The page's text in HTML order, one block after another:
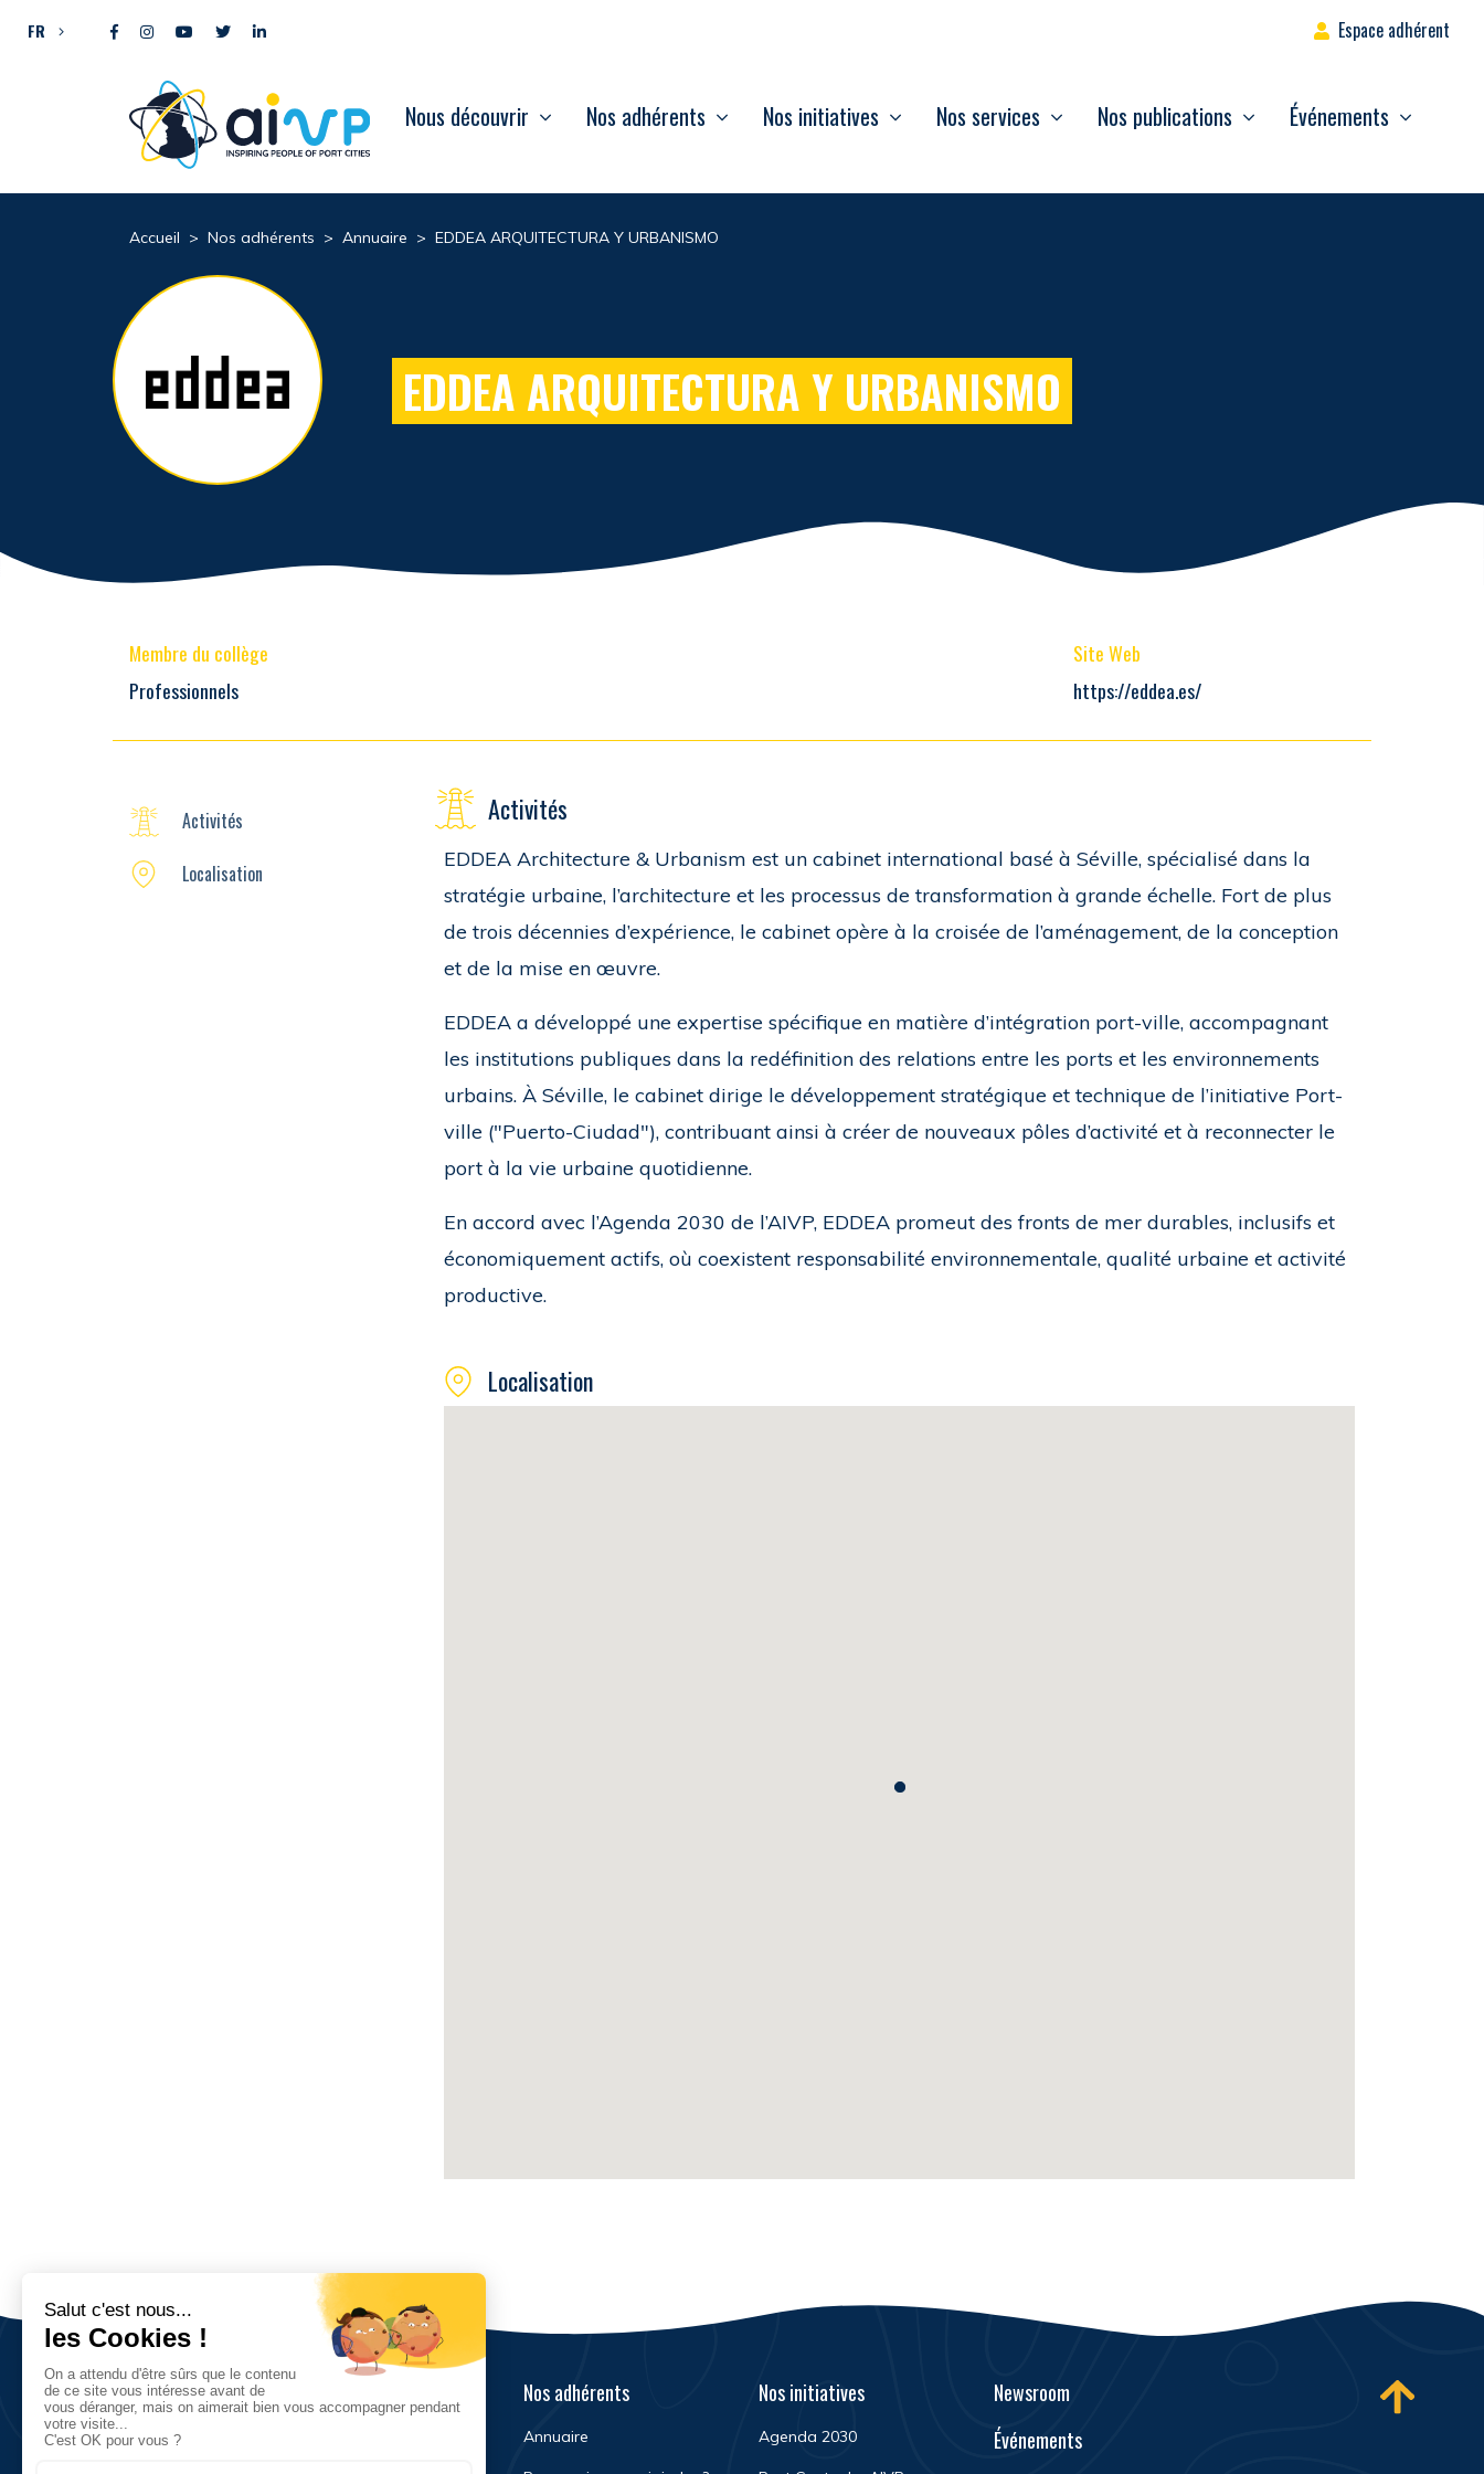
FR Espace adhérent
Nous découvrir Nos adhérents Nos initiatives Nos services Nos publications Événements
Accueil > Nos adhérents > Annuaire > EDDEA ARQUITECTURA Y URBANISMO
EDDEA ARQUITECTURA Y URBANISMO
Membre du collège
Professionnels
Site Web
https://eddea.es/
Activités
EDDEA Architecture & Urbanism est un cabinet international basé à Séville, spécialisé dans la
stratégie urbaine, l’architecture et les processus de transformation à grande échelle. Fort de plus
de trois décennies d’expérience, le cabinet opère à la croisée de l’aménagement, de la conception
et de la mise en œuvre.
EDDEA a développé une expertise spécifique en matière d’intégration port-ville, accompagnant
les institutions publiques dans la redéfinition des relations entre les ports et les environnements
urbains. À Séville, le cabinet dirige le développement stratégique et technique de l’initiative Port-
ville ("Puerto-Ciudad"), contribuant ainsi à créer de nouveaux pôles d’activité et à reconnecter le
port à la vie urbaine quotidienne.
En accord avec l’Agenda 2030 de l’AIVP, EDDEA promeut des fronts de mer durables, inclusifs et
économiquement actifs, où coexistent responsabilité environnementale, qualité urbaine et activité
productive.
Localisation
Activités
Localisation
Nos adhérents
Annuaire
Nos initiatives
Agenda 2030
Newsroom
Événements